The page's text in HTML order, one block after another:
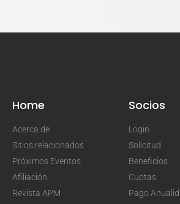
Home
Acerca de
Sitios relacionados
Próximos Eventos
Afiliación
Revista APM
Socios
Login
Solicitud
Beneficios
Cuotas
Pago